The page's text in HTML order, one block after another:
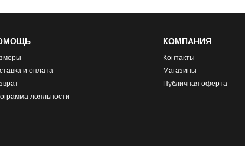
и оплата
лояльности
КОМПАНИЯ
Контакты
Магазины
Публичная оферта